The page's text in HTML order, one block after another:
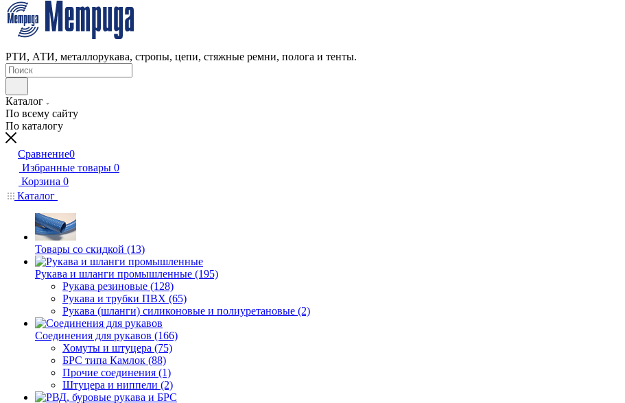
РТИ, АТИ, металлорукава, стропы, цепи, стяжные ремни, полога и тенты.
Каталог
По всему сайту
По каталогу
Сравнение0
Избранные товары 0
Корзина 0
Каталог
Товары со скидкой (13)
Рукава и шланги промышленные (195)
Рукава резиновые (128)
Рукава и трубки ПВХ (65)
Рукава (шланги) силиконовые и полиуретановые (2)
Соединения для рукавов (166)
Хомуты и штуцера (75)
БРС типа Камлок (88)
Прочие соединения (1)
Штуцера и ниппели (2)